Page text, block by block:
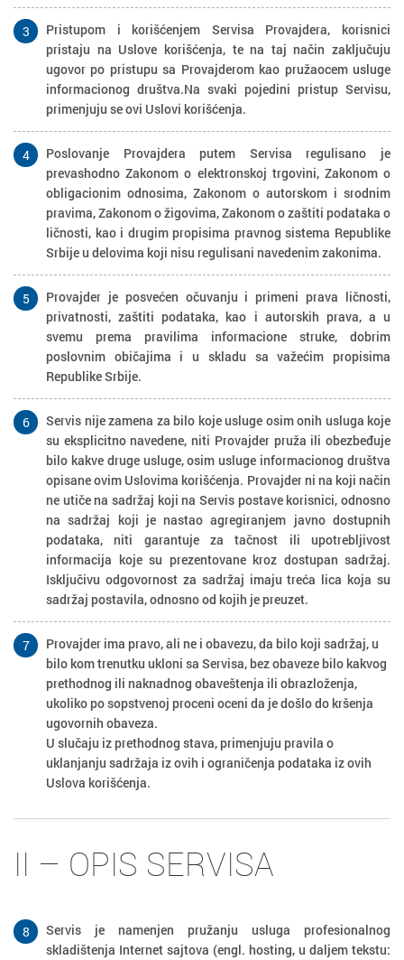
3
Pristupom i korišćenjem Servisa Provajdera, korisnici
pristaju na Uslove korišćenja, te na taj način zaključuju
ugovor po pristupu sa Provajderom kao pružaocem usluge
informacionog društva.Na svaki pojedini pristup Servisu,
primenjuju se ovi Uslovi korišćenja.
4
Poslovanje Provajdera putem Servisa regulisano je
prevashodno Zakonom o elektronskoj trgovini, Zakonom o
obligacionim odnosima, Zakonom o autorskom i srodnim
pravima, Zakonom o žigovima, Zakonom o zaštiti podataka o
ličnosti, kao i drugim propisima pravnog sistema Republike
Srbije u delovima koji nisu regulisani navedenim zakonima.
5
Provajder je posvećen očuvanju i primeni prava ličnosti,
privatnosti, zaštiti podataka, kao i autorskih prava, a u
svemu prema pravilima informacione struke, dobrim
poslovnim običajima i u skladu sa važećim propisima
Republike Srbije.
6
Servis nije zamena za bilo koje usluge osim onih usluga koje
su eksplicitno navedene, niti Provajder pruža ili obezbeđuje
bilo kakve druge usluge, osim usluge informacionog društva
opisane ovim Uslovima korišćenja. Provajder ni na koji način
ne utiče na sadržaj koji na Servis postave korisnici, odnosno
na sadržaj koji je nastao agregiranjem javno dostupnih
podataka, niti garantuje za tačnost ili upotrebljivost
informacija koje su prezentovane kroz dostupan sadržaj.
Isključivu odgovornost za sadržaj imaju treća lica koja su
sadržaj postavila, odnosno od kojih je preuzet.
7
Provajder ima pravo, ali ne i obavezu, da bilo koji sadržaj, u
bilo kom trenutku ukloni sa Servisa, bez obaveze bilo kakvog
prethodnog ili naknadnog obaveštenja ili obrazloženja,
ukoliko po sopstvenoj proceni oceni da je došlo do kršenja
ugovornih obaveza.
U slučaju iz prethodnog stava, primenjuju pravila o
uklanjanju sadržaja iz ovih i ograničenja podataka iz ovih
Uslova korišćenja.
II – OPIS SERVISA
8
Servis je namenjen pružanju usluga profesionalnog
skladištenja Internet sajtova (engl. hosting, u daljem tekstu: